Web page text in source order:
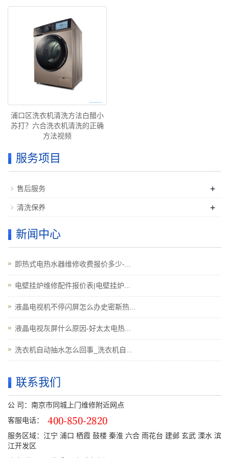
浦口区洗衣机清洗方法白醋小
苏打？六合洗衣机清洗的正确
方法视频
服务项目
售后服务 +
清洗保养 +
新闻中心
即热式电热水器维修收费报价多少-...
电壁挂炉维修配件报价表|电壁挂炉...
液晶电视机不停闪屏怎么办史密斯热...
液晶电视灰屏什么原因-好太太电热...
洗衣机自动抽水怎么回事_洗衣机自...
联系我们
公 司：南京市同城上门维修附近网点
客服电话：
服务区域：江宁 浦口 栖霞 鼓楼 秦淮 六合 雨花台 建邺 玄武 溧水 滨
江开发区